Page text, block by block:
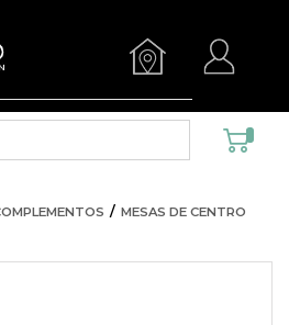
MESAS DE CENTRO